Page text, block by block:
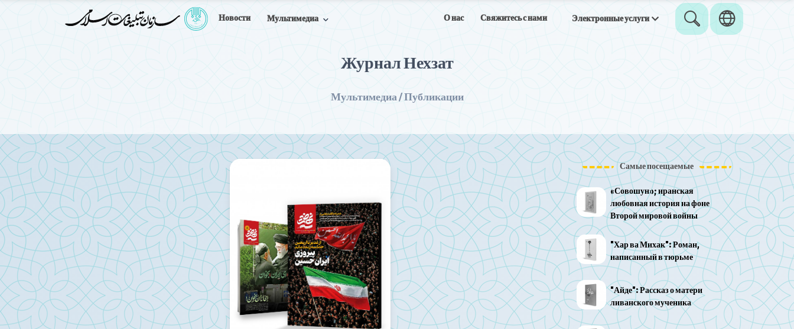
Новости Мультимедиа О нас Свяжитесь с нами Электронные услуги
Журнал Нехзат
Мультимедиа / Публикации
Самые посещаемые
«Совошун»; иранская
любовная история на фоне
Второй мировой войны
"Хар ва Михак": Роман,
написанный в тюрьме
"Айде": Рассказ о матери
ливанского мученика